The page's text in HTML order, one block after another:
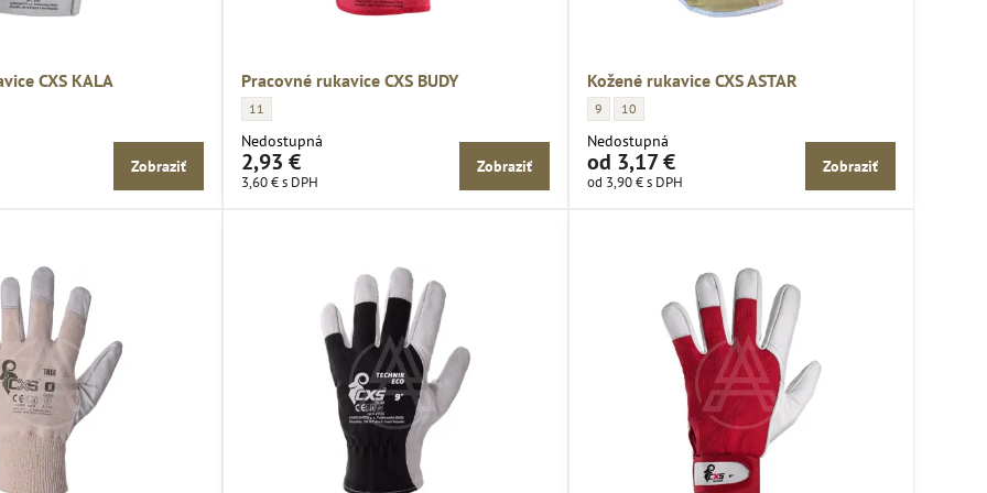
CXS KALA
KALA - Veľkosť rukavice:
Zobraziť
Pracovné rukavice CXS BUDY
Pracovné rukavice CXS BUDY - Veľkosť rukavice:
11
Nedostupná
2,93 €
3,60 €s DPH
Zobraziť
Kožené rukavice CXS ASTAR
Kožené rukavice CXS ASTAR - Veľkosť rukavice:
9 Kožené rukavice CXS ASTAR - Veľkosť rukavice:
10
Nedostupná
od 3,17 €
od 3,90 €s DPH
Zobraziť